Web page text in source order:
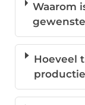
Waarom
Hoeveel